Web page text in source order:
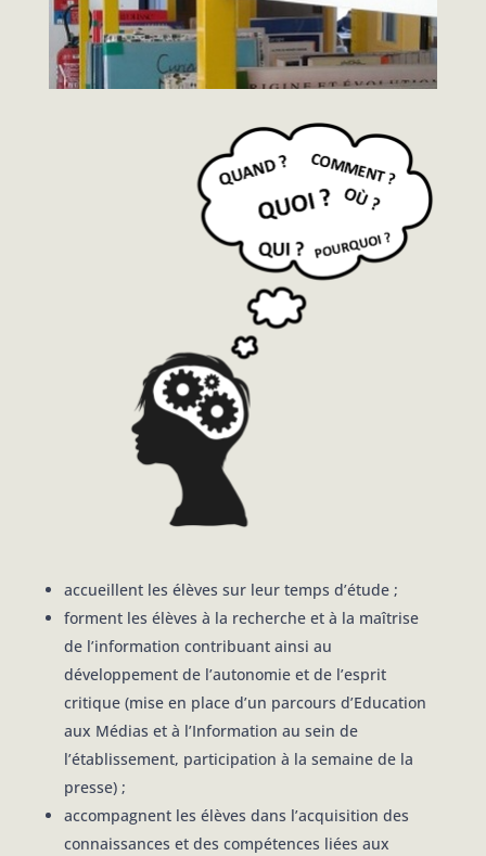
accueillent les élèves sur leur temps d’étude ;
forment les élèves à la recherche et à la maîtrise
de l’information contribuant ainsi au
développement de l’autonomie et de l’esprit
critique (mise en place d’un parcours d’Education
aux Médias et à l’Information au sein de
l’établissement, participation à la semaine de la
presse) ;
accompagnent les élèves dans l’acquisition des
connaissances et des compétences liées aux